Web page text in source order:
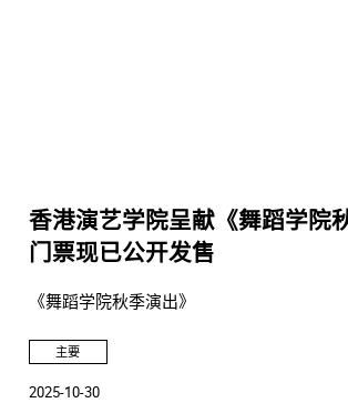
香港演艺学院呈献《舞蹈学院
门票现已公开发售
《舞蹈学院秋季演出》
主要
2025-10-30